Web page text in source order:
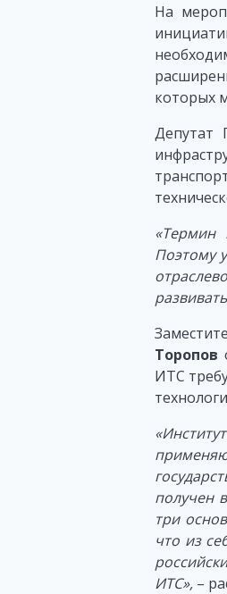
На
которых
Депутат
«Термин
Поэтому
Торопов
ИТС
получен
три
что из
ИТС»,–